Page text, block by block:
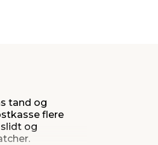
tand og
flere
og